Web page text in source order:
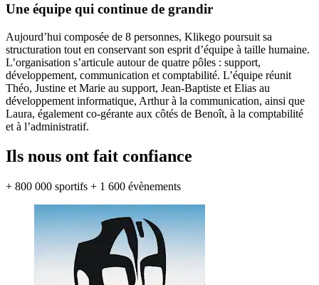
Une équipe qui continue de grandir
Aujourd’hui composée de 8 personnes, Klikego poursuit sa
structuration tout en conservant son esprit d’équipe à taille humaine.
L’organisation s’articule autour de quatre pôles : support,
développement, communication et comptabilité. L’équipe réunit
Théo, Justine et Marie au support, Jean-Baptiste et Elias au
développement informatique, Arthur à la communication, ainsi que
Laura, également co-gérante aux côtés de Benoît, à la comptabilité
et à l’administratif.
Ils nous ont fait confiance
+ 800 000 sportifs + 1 600 évènements